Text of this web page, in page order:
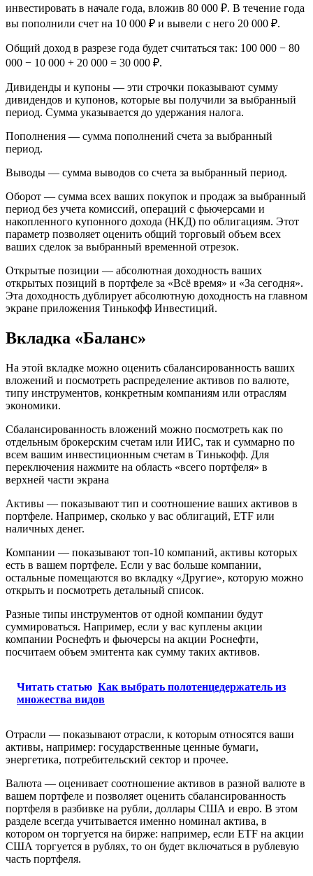
инвестировать в начале года, вложив 80 000 ₽. В течение года
вы пополнили счет на 10 000 ₽ и вывели с него 20 000 ₽.
Общий доход в разрезе года будет считаться так: 100 000 − 80
000 − 10 000 + 20 000 = 30 000 ₽.
Дивиденды и купоны — эти строчки показывают сумму
дивидендов и купонов, которые вы получили за выбранный
период. Сумма указывается до удержания налога.
Пополнения — сумма пополнений счета за выбранный
период.
Выводы — сумма выводов со счета за выбранный период.
Оборот — сумма всех ваших покупок и продаж за выбранный
период без учета комиссий, операций с фьючерсами и
накопленного купонного дохода (НКД) по облигациям. Этот
параметр позволяет оценить общий торговый объем всех
ваших сделок за выбранный временной отрезок.
Открытые позиции — абсолютная доходность ваших
открытых позиций в портфеле за «Всё время» и «За сегодня».
Эта доходность дублирует абсолютную доходность на главном
экране приложения Тинькофф Инвестиций.
Вкладка «Баланс»
На этой вкладке можно оценить сбалансированность ваших
вложений и посмотреть распределение активов по валюте,
типу инструментов, конкретным компаниям или отраслям
экономики.
Сбалансированность вложений можно посмотреть как по
отдельным брокерским счетам или ИИС, так и суммарно по
всем вашим инвестиционным счетам в Тинькофф. Для
переключения нажмите на область «всего портфеля» в
верхней части экрана
Активы — показывают тип и соотношение ваших активов в
портфеле. Например, сколько у вас облигаций, ETF или
наличных денег.
Компании — показывают топ-10 компаний, активы которых
есть в вашем портфеле. Если у вас больше компании,
остальные помещаются во вкладку «Другие», которую можно
открыть и посмотреть детальный список.
Разные типы инструментов от одной компании будут
суммироваться. Например, если у вас куплены акции
компании Роснефть и фьючерсы на акции Роснефти,
посчитаем объем эмитента как сумму таких активов.
Читать статью Как выбрать полотенцедержатель из
множества видов
Отрасли — показывают отрасли, к которым относятся ваши
активы, например: государственные ценные бумаги,
энергетика, потребительский сектор и прочее.
Валюта — оценивает соотношение активов в разной валюте в
вашем портфеле и позволяет оценить сбалансированность
портфеля в разбивке на рубли, доллары США и евро. В этом
разделе всегда учитывается именно номинал актива, в
котором он торгуется на бирже: например, если ETF на акции
США торгуется в рублях, то он будет включаться в рублевую
часть портфеля.